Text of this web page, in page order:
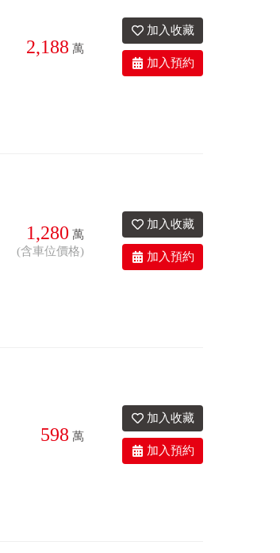
2,188 萬
1,280 萬
(含車位價格)
有車位
座北朝南
598 萬